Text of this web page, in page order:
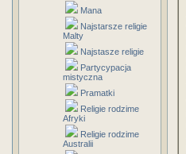
Mana
Najstarsze religie
Malty
Najstasze religie
Partycypacja
mistyczna
Pramatki
Religie rodzime
Afryki
Religie rodzime
Australii